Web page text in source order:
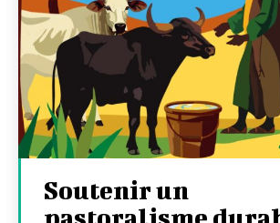
Soutenir un